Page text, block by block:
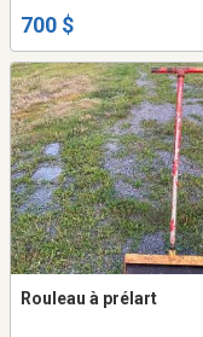
700 $
Rouleau à prélart